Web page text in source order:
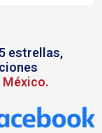
estrellas,
México.